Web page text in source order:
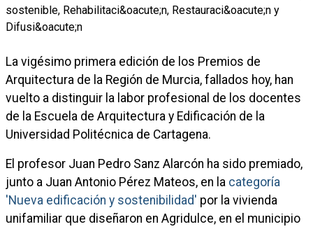
La vigésimo primera edición de los Premios de
Arquitectura de la Región de Murcia, fallados hoy, han
vuelto a distinguir la labor profesional de los docentes
de la Escuela de Arquitectura y Edificación de la
Universidad Politécnica de Cartagena.
El profesor Juan Pedro Sanz Alarcón ha sido premiado,
junto a Juan Antonio Pérez Mateos, en la categoría
'Nueva edificación y sostenibilidad' por la vivienda
unifamiliar que diseñaron en Agridulce, en el municipio